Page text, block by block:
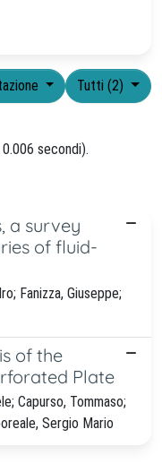
Tutti (2)
secondi).
a survey
of fluid-
Fanizza, Giuseppe;
of the
Plate
Capurso, Tommaso;
Sergio Mario